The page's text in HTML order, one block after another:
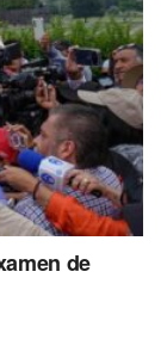
de